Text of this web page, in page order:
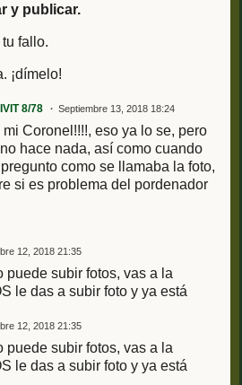
y publicar.
fallo.
¡dímelo!
8/78 Septiembre 13, 2018 18:24
Coronel!!!!, eso ya lo se, pero
hace nada, así como cuando
como se llamaba la foto,
si es problema del pordenador
12, 2018 21:35
puede subir fotos, vas a la
le das a subir foto y ya está
12, 2018 21:35
puede subir fotos, vas a la
le das a subir foto y ya está